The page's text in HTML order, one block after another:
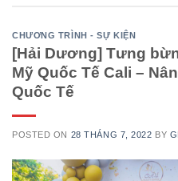
CHƯƠNG TRÌNH - SỰ KIỆN
[Hải Dương] Tưng
Mỹ Quốc Tế Cali –
Quốc Tế
POSTED ON 28 THÁNG 7, 2022 BY